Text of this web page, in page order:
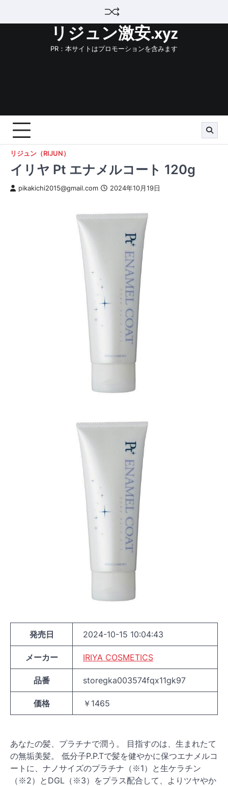
リジュン激安.xyz
PR：本サイトはプロモーションを含みます
リジュン（RIJUN）
イリヤ Pt エナメルコート 120g
pikakichi2015@gmail.com 2024年10月19日
発売日 2024-10-15 10:04:43
メーカー IRIYA COSMETICS
品番 storegka003574fqx11gk97
価格 ￥1465
あなたの髪、プラチナで潤う。 目指すのは、生まれたて
の無垢美髪。 低分子P.P.Tで髪を健やかに保つエナメルコ
ートに、ナノサイズのプラチナ（※1）と生ケラチン
（※2）とDGL（※3）をプラス配合して、よりツヤやか